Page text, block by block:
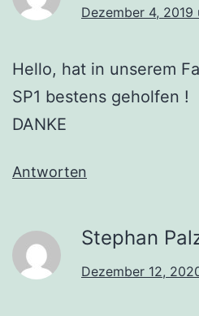
Dezember 4, 2019
Hello, hat in unserem
SP1 bestens geholfen !
DANKE
Antworten
Stephan
Dezember 12,